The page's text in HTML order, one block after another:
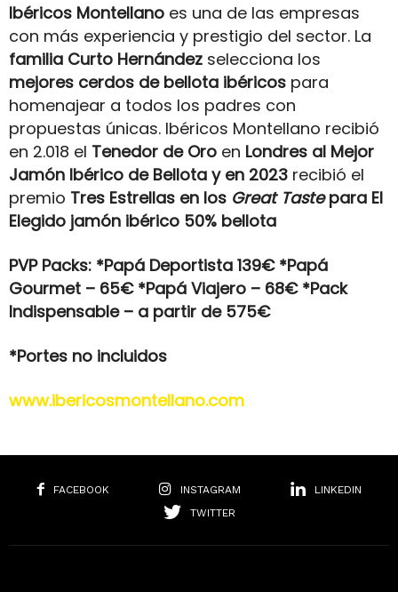
Ibéricos Montellano es una de las empresas
con más experiencia y prestigio del sector. La
familia Curto Hernández selecciona los
mejores cerdos de bellota ibéricos para
homenajear a todos los padres con
propuestas únicas. Ibéricos Montellano recibió
en 2.018 el Tenedor de Oro en Londres al Mejor
Jamón Ibérico de Bellota y en 2023 recibió el
premio Tres Estrellas en los Great Tastepara El
Elegido jamón ibérico 50% bellota
PVP Packs: *Papá Deportista 139€ *Papá
Gourmet – 65€ *Papá Viajero – 68€ *Pack
Indispensable – a partir de 575€
*Portes no incluidos
www.ibericosmontellano.com
FACEBOOK INSTAGRAM
LINKEDIN
TWITTER